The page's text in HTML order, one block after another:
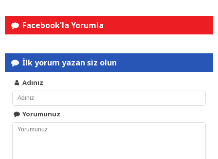
Facebook'la Yorumla
İlk yorum yazan siz olun
Adınız
Yorumunuz